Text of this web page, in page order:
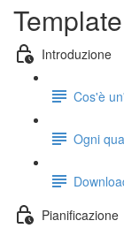
Introduzione
Cos'è
Ogni
Pianificazione